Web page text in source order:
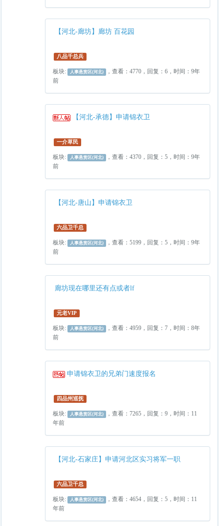
【河北-廊坊】廊坊 百花园
八品千总兵
板块: 人事悬赏区(河北)
，查看：4770，回复：6，时间：9年
前
【河北-承德】申请锦衣卫
一介草民
板块: 人事悬赏区(河北)
，查看：4370，回复：5，时间：9年
前
【河北-唐山】申请锦衣卫
六品卫千总
板块: 人事悬赏区(河北)
，查看：5199，回复：5，时间：9年
前
廊坊现在哪里还有点或者lf
元老VIP
板块: 人事悬赏区(河北)
，查看：4959，回复：7，时间：8年
前
申请锦衣卫的兄弟门速度报名
四品州巡抚
板块: 人事悬赏区(河北)
，查看：7265，回复：9，时间：11
年前
【河北-石家庄】申请河北区实习将军一职
六品卫千总
板块: 人事悬赏区(河北)
，查看：4654，回复：5，时间：11
年前